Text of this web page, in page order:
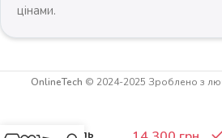
цінами.
OnlineTech © 2024-2025 Зроблено з
панель